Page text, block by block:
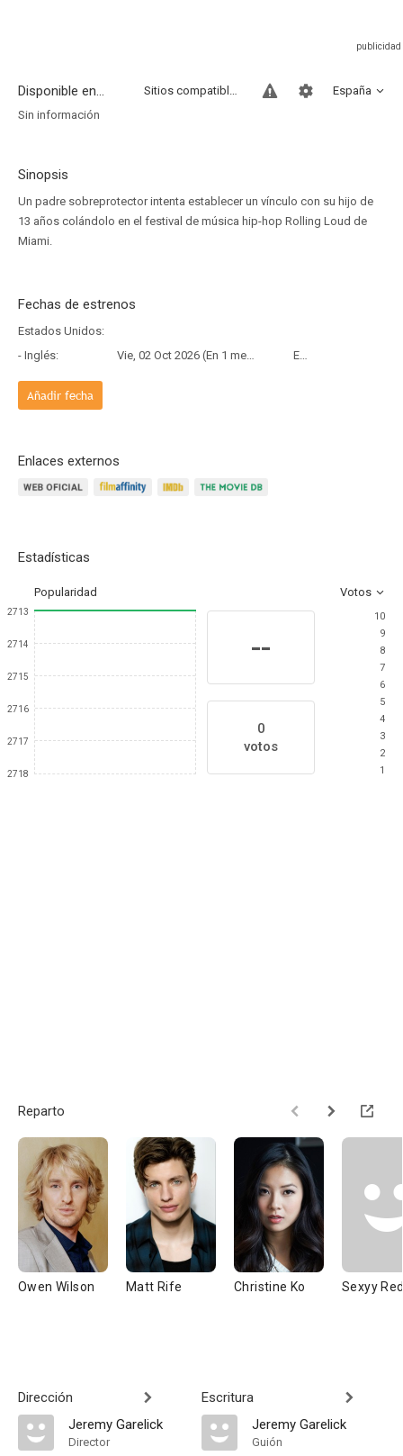
Disponible en... España
Sitios compatibles
Sin información
Sinopsis
Un padre sobreprotector intenta establecer un vínculo con su hijo de
13 años colándolo en el festival de música hip-hop Rolling Loud de
Miami.
Fechas de estrenos
Estados Unidos:
- Inglés:
Vie, 02 Oct 2026 (En 1 mes y 24 días) Estreno
Añadir fecha
Enlaces externos
Estadísticas
Popularidad Votos
2713
2714
2715
2716
2717
2718
--
0
votos
10
9
8
7
6
5
4
3
2
1
Reparto
Owen Wilson Matt Rife Christine Ko Sexyy
Dirección
Jeremy Garelick
Director
Escritura
Jeremy Garelick
Guión